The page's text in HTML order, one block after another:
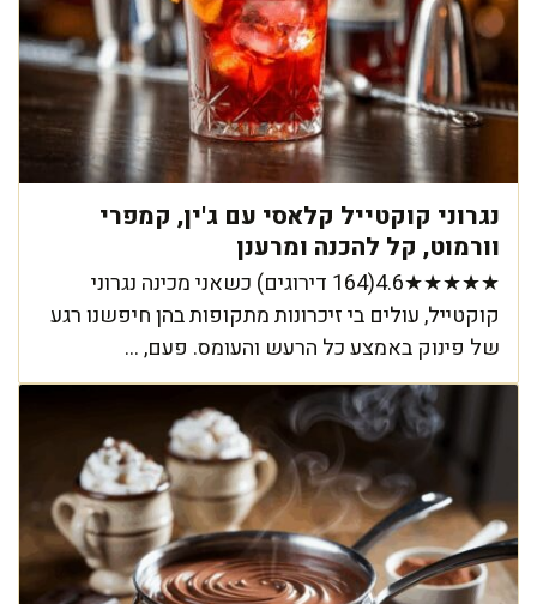
נגרוני קוקטייל קלאסי עם ג'ין, קמפרי
וורמוט, קל להכנה ומרענן
★★★★★4.6(164 דירוגים) כשאני מכינה נגרוני
קוקטייל, עולים בי זיכרונות מתקופות בהן חיפשנו רגע
של פינוק באמצע כל הרעש והעומס. פעם, ...